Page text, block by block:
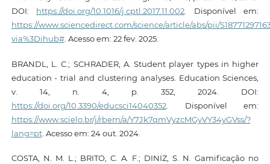
DOI: https://doi.org/10.1016/j.cptl.2017.11.002. Disponível em:
https://www.sciencedirect.com/science/article/abs/pii/
via%3Dihub#. Acesso em: 22 fev. 2025.
BRANDL, L. C.; SCHRADER, A. Student player types in higher
education - trial and clustering analyses. Education Sciences,
v. 14, n. 4, p. 352, 2024. DOI:
https://doi.org/10.3390/educsci14040352. Disponível em:
https://www.scielo.br/j/rbem/a/Y7Jk7qmVyzcMGyVY34yGVss/?
lang=pt. Acesso em: 24 out. 2024.
COSTA, N. M. L.; BRITO, C. A. F.; DINIZ, S. N. Gamificação no